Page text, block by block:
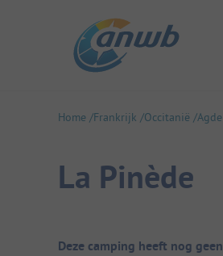
Home Frankrijk Occitanië Agde
La Pinède
Camping
Deze camping heeft nog